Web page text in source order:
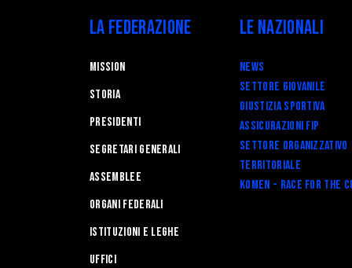
La Federazione
Mission
STORIA
Presidenti
Segretari generali
Assemblee
Organi federali
Istituzioni e leghe
Uffici
Le Nazionali
News
Settore Giovanile
Giustizia Sportiva
Assicurazioni FIP
Settore Organizzativo
Territoriale
Komen - Race for the